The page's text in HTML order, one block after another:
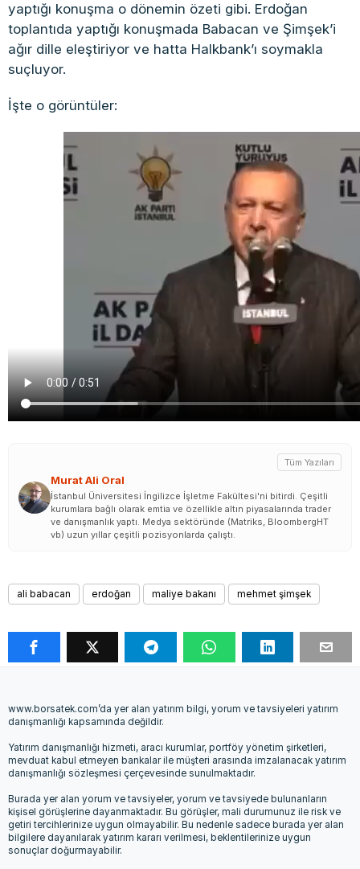
yaptığı konuşma o dönemin özeti gibi. Erdoğan
toplantıda yaptığı konuşmada Babacan ve Şimşek’i
ağır dille eleştiriyor ve hatta Halkbank’ı soymakla
suçluyor.
İşte o görüntüler:
Murat Ali Oral
Tüm Yazıları
İstanbul Üniversitesi İngilizce İşletme Fakültesi'ni bitirdi. Çeşitli
kurumlara bağlı olarak emtia ve özellikle altın piyasalarında trader
ve danışmanlık yaptı. Medya sektöründe (Matriks, BloombergHT
vb) uzun yıllar çeşitli pozisyonlarda çalıştı.
ali babacan erdoğan maliye bakanı mehmet şimşek
www.borsatek.com’da yer alan yatırım bilgi, yorum ve tavsiyeleri yatırım
danışmanlığı kapsamında değildir.
Yatırım danışmanlığı hizmeti, aracı kurumlar, portföy yönetim şirketleri,
mevduat kabul etmeyen bankalar ile müşteri arasında imzalanacak yatırım
danışmanlığı sözleşmesi çerçevesinde sunulmaktadır.
Burada yer alan yorum ve tavsiyeler, yorum ve tavsiyede bulunanların
kişisel görüşlerine dayanmaktadır. Bu görüşler, mali durumunuz ile risk ve
getiri tercihlerinize uygun olmayabilir. Bu nedenle sadece burada yer alan
bilgilere dayanılarak yatırım kararı verilmesi, beklentilerinize uygun
sonuçlar doğurmayabilir.